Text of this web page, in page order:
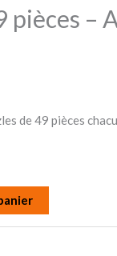
pièces –
de 49 pièces